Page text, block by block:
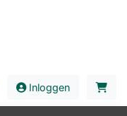
Inloggen